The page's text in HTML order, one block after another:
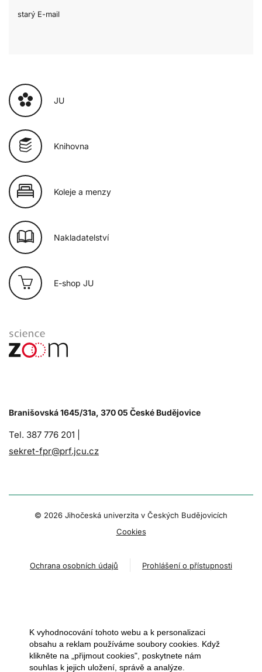
starý E-mail
JU
Knihovna
Koleje a menzy
Nakladatelství
E-shop JU
Branišovská 1645/31a, 370 05 České Budějovice
Tel. 387 776 201 |
sekret-fpr@prf.jcu.cz
© 2026 Jihočeská univerzita v Českých Budějovicích
Cookies
Ochrana osobních údajů Prohlášení o přístupnosti
K vyhodnocování tohoto webu a k personalizaci
obsahu a reklam používáme soubory cookies. Když
klikněte na „přijmout cookies", poskytnete nám
souhlas k jejich uložení, správě a analýze.